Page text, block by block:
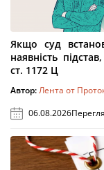
Якщо суд
наявність
ст. 1172 Ц
Автор:Лента от
06.08.2026